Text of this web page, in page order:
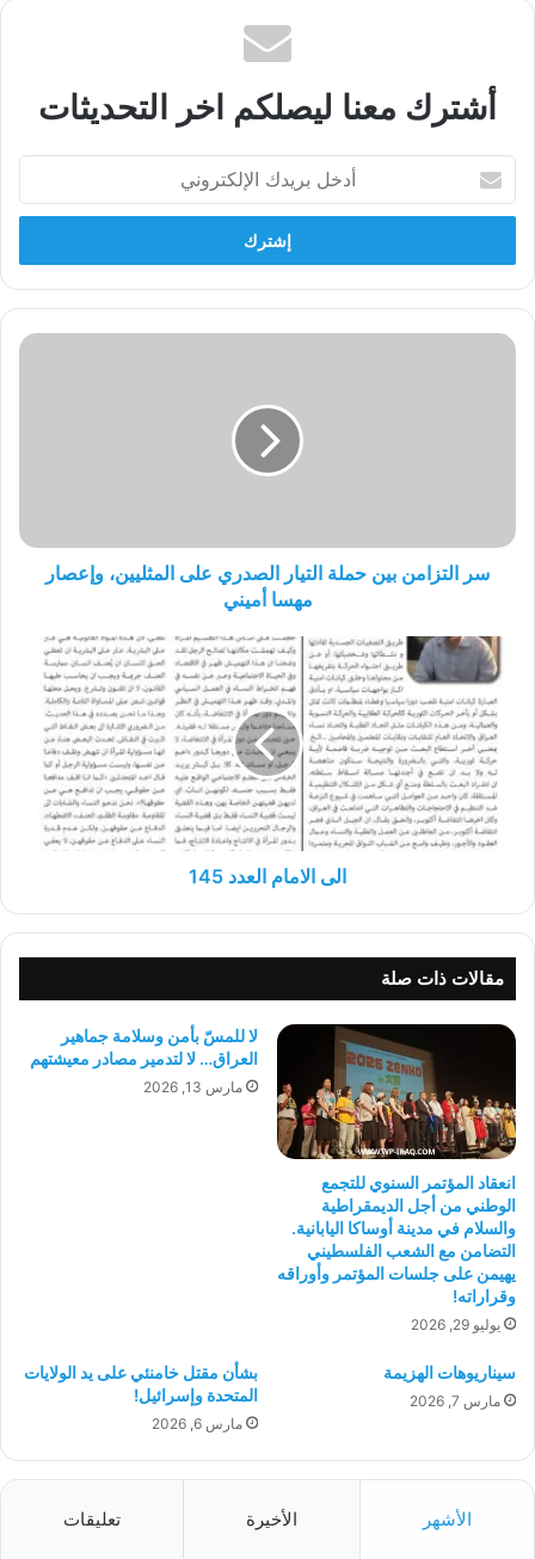
أشترك معنا ليصلكم اخر التحديثات
بريدك
الإلكتروني
سر
وإعصار
مهساسر التزامن بين حملة التيار الصدري على المثليين، وإعصار
مهسا أميني
الامام
العدد
145
الى الامام العدد 145
مقالات ذات صلة
انعقاد المؤتمر السنوي للتجمع
الوطني من أجل الديمقراطية
والسلام في مدينة أوساكا اليابانية.
التضامن مع الشعب الفلسطيني
يهيمن على جلسات المؤتمر وأوراقه
وقراراته!
يوليو 29, 2026
لا للمسّ بأمن وسلامة جماهير
العراق… لا لتدمير مصادر معيشتهم
مارس 13, 2026
سيناريوهات الهزيمة
مارس 7, 2026
بشأن مقتل خامنئي على يد الولايات
المتحدة وإسرائيل!
مارس 6, 2026
الأشهر الأخيرة تعليقات